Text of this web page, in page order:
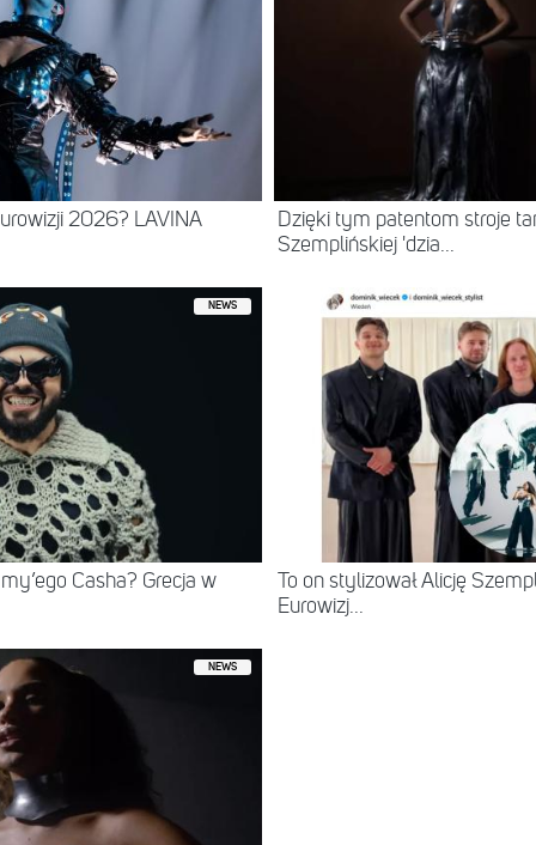
2026? LAVINA
Dzięki tym patentom stroje
Szemplińskiej 'dzia...
NEWS
Casha? Grecja w
To on stylizował Alicję
Eurowizj...
NEWS